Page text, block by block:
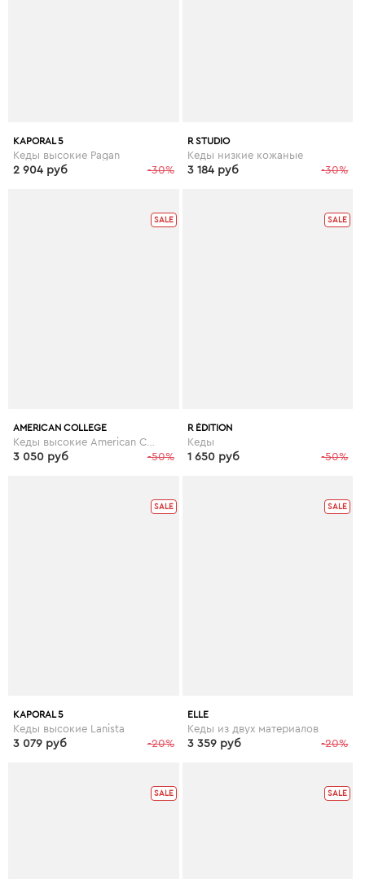
KAPORAL 5
Кеды высокие Pagan
-30%
2 904 руб
R STUDIO
Кеды низкие кожаные
-30%
3 184 руб
SALE
AMERICAN COLLEGE
-50%
3 050 руб
SALE
R ÉDITION
Кеды
-50%
1 650 руб
SALE
KAPORAL 5
Кеды высокие Lanista
-20%
3 079 руб
SALE
ELLE
Кеды из двух материалов
-20%
3 359 руб
SALE SALE